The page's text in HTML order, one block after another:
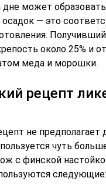
дне может
— это
около 25% и
меда и морошки.
рецепт
не предполагает
чуть
с финской
следующие: